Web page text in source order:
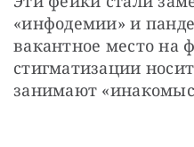
«инфодемии» и
вакантное место на
стигматизации
занимают